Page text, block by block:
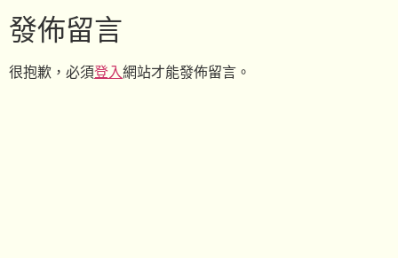
發佈留言
很抱歉，必須登入網站才能發佈留言。